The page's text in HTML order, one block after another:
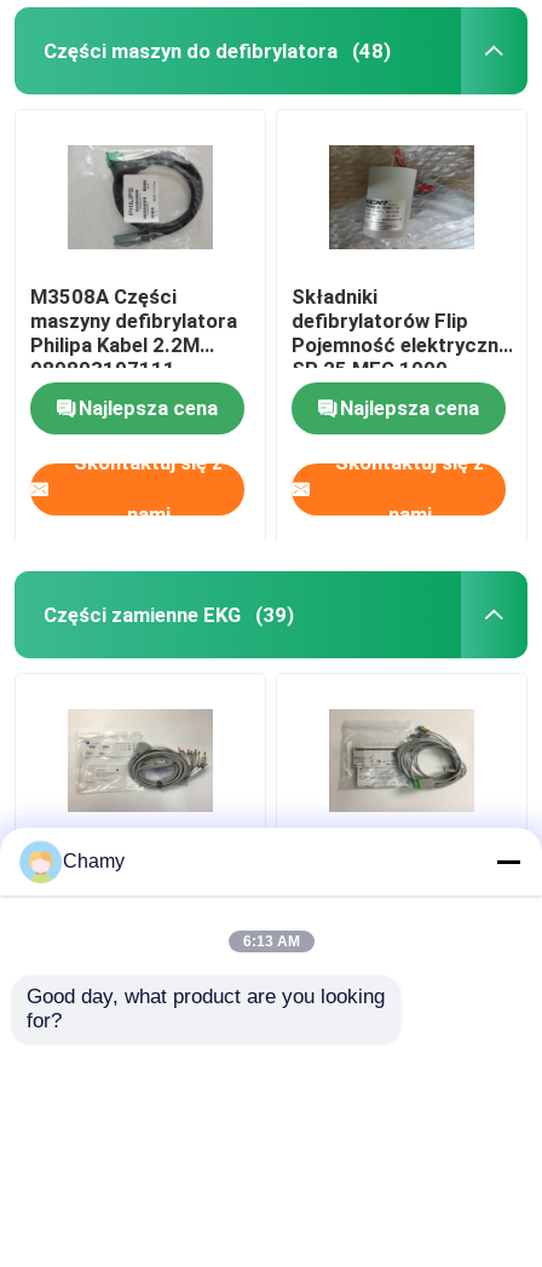
Części maszyn do defibrylatora (48)
M3508A Części
maszyny defibrylatora
Philipa Kabel 2.2M
989803197111
Najlepsza cena
Skontaktuj się z
nami
Składniki
defibrylatorów Flip
Pojemność elektryczna
SP 25 MEG 1000
453564222111-B
Najlepsza cena
Skontaktuj się z
nami
Części zamienne EKG (39)
10 Części zamienne
EKG Ołów Kabel
przewodem ołowiowym
12FT
Chamy
6:13 AM
Good day, what product are you looking
for?